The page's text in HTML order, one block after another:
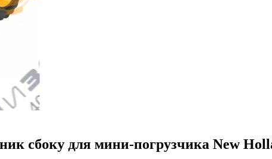
сбоку для мини-погрузчика New